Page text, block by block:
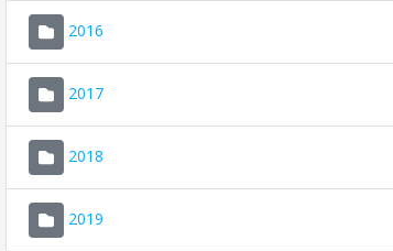
2016
2017
2018
2019